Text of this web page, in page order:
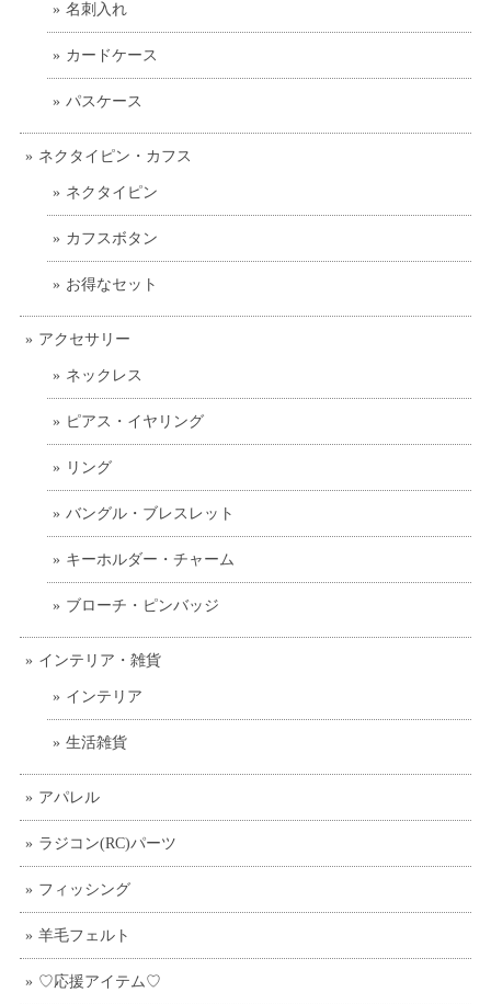
名刺入れ
カードケース
パスケース
ネクタイピン・カフス
ネクタイピン
カフスボタン
お得なセット
アクセサリー
ネックレス
ピアス・イヤリング
リング
バングル・ブレスレット
キーホルダー・チャーム
ブローチ・ピンバッジ
インテリア・雑貨
インテリア
生活雑貨
アパレル
ラジコン(RC)パーツ
フィッシング
羊毛フェルト
♡応援アイテム♡